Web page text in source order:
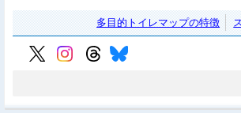
多目的トイレマップの特徴